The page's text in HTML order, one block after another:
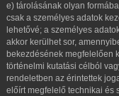
e) tárolásának olyan
csak a személyes adatok
lehetővé; a személyes
akkor kerülhet sor,
bekezdésének megfelelően
történelmi kutatási célból
rendeletben az érintettek
előírt megfelelő technikai és